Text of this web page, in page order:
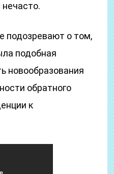
подозревают о том,
подобная
новообразования
обратного
к